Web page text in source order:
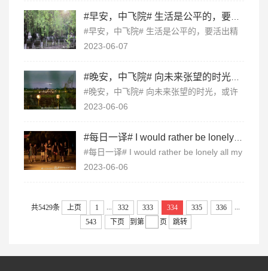
#早安，中飞院# 生活是公平的，要活出精
彩，需要一颗奋进的心，以動为本，以韧为
2023-06-07
#晚安，中飞院# 向未来张望的时光，或许
孤独而漫长，希望努力过后都是晴朗。晚
2023-06-06
#每日一译# I would rather be lonely all my
life than drift with the tide. 宁愿一生孤独 不
2023-06-06
共5429条 上页 1 332 333 334 335 336
543
下页 到第 页 跳转